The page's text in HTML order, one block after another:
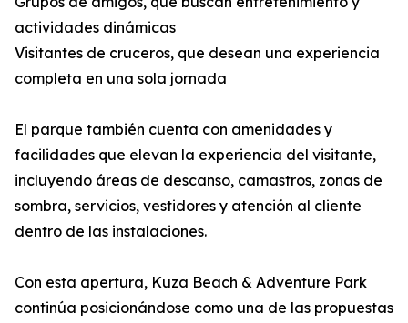
actividades dinámicas
Visitantes de cruceros, que desean una experiencia
completa en una sola jornada
El parque también cuenta con amenidades y
facilidades que elevan la experiencia del visitante,
incluyendo áreas de descanso, camastros, zonas de
sombra, servicios, vestidores y atención al cliente
dentro de las instalaciones.
Con esta apertura, Kuza Beach & Adventure Park
continúa posicionándose como una de las propuestas